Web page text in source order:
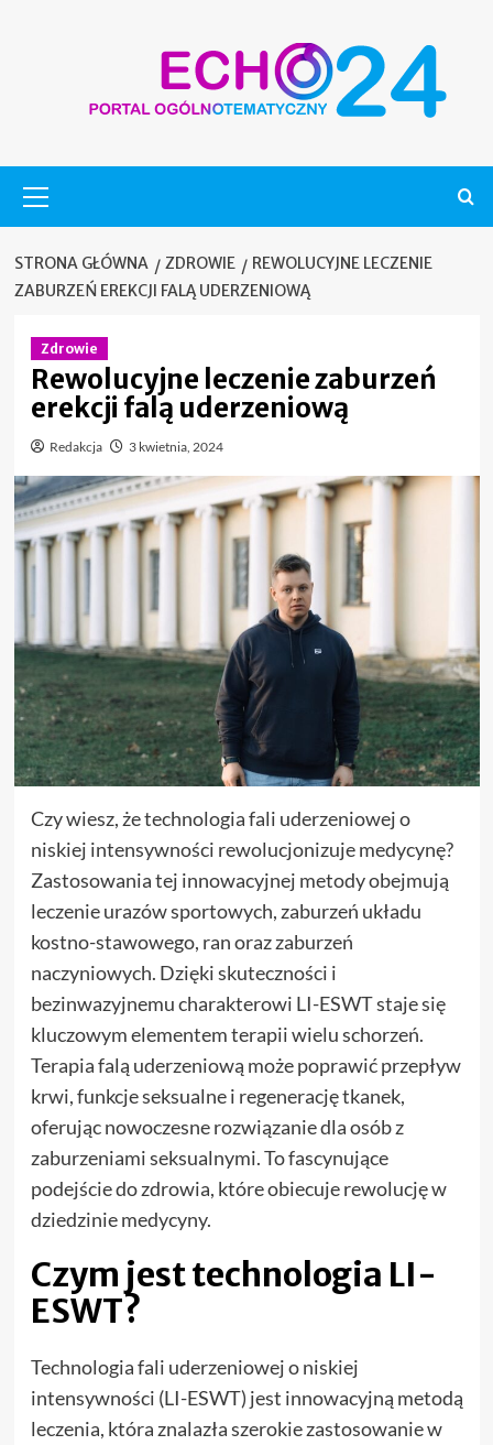
główne
STRONA GŁÓWNA ZDROWIE
REWOLUCYJNE LECZENIE
ZABURZEŃ EREKCJI FALĄ UDERZENIOWĄ
Zdrowie
Rewolucyjne leczenie zaburzeń
erekcji falą uderzeniową
Redakcja 3 kwietnia, 2024
Czy wiesz, że technologia fali uderzeniowej o
niskiej intensywności rewolucjonizuje medycynę?
Zastosowania tej innowacyjnej metody obejmują
leczenie urazów sportowych, zaburzeń układu
kostno-stawowego, ran oraz zaburzeń
naczyniowych. Dzięki skuteczności i
bezinwazyjnemu charakterowi LI-ESWT staje się
kluczowym elementem terapii wielu schorzeń.
Terapia falą uderzeniową może poprawić przepływ
krwi, funkcje seksualne i regenerację tkanek,
oferując nowoczesne rozwiązanie dla osób z
zaburzeniami seksualnymi. To fascynujące
podejście do zdrowia, które obiecuje rewolucję w
dziedzinie medycyny.
Czym jest technologia LI-
ESWT?
Technologia fali uderzeniowej o niskiej
intensywności (LI-ESWT) jest innowacyjną metodą
leczenia, która znalazła szerokie zastosowanie w